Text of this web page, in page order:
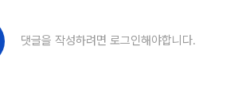
댓글을 작성하려면 로그인해야합니다.